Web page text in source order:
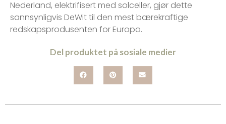
Nederland, elektrifisert med solceller, gjør dette
sannsynligvis DeWit til den mest bærekraftige
redskapsprodusenten for Europa.
Del produktet på sosiale medier